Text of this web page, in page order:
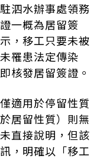
泗水辦事處領務
一概為居留簽
，移工只要未被
罹患法定傳染
核發居留簽證。
適用於停留性質
居留性質）則無
直接說明，但該
，明確以「移工